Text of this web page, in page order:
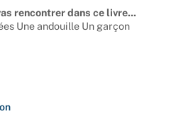
rencontrer dans ce livre...
Une andouille Un garçon